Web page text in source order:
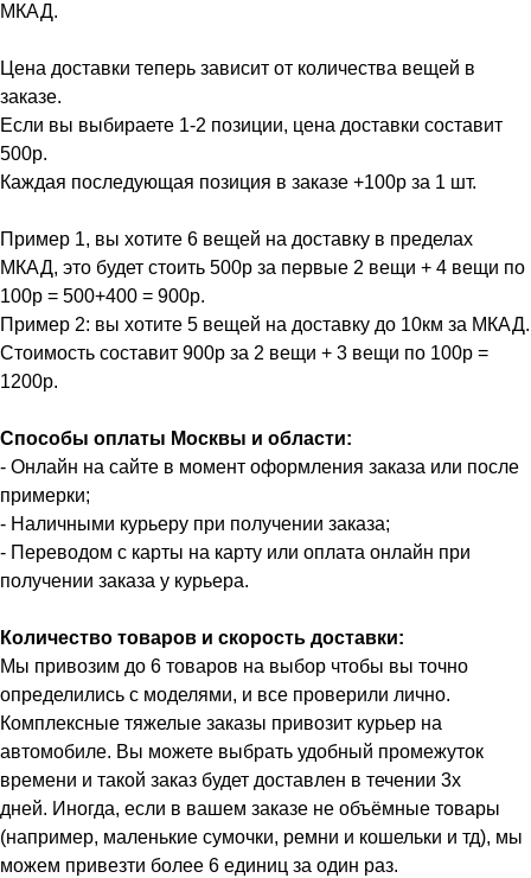
МКАД.
Цена доставки теперь зависит от количества вещей в
заказе.
Если вы выбираете 1-2 позиции, цена доставки составит
500р.
Каждая последующая позиция в заказе +100р за 1 шт.
Пример 1, вы хотите 6 вещей на доставку в пределах
МКАД, это будет стоить 500р за первые 2 вещи + 4 вещи по
100р = 500+400 = 900р.
Пример 2: вы хотите 5 вещей на доставку до 10км за МКАД.
Стоимость составит 900р за 2 вещи + 3 вещи по 100р =
1200р.
Способы оплаты Москвы и области:
- Онлайн на сайте в момент оформления заказа или после
примерки;
- Наличными курьеру при получении заказа;
- Переводом с карты на карту или оплата онлайн при
получении заказа у курьера.
Количество товаров и скорость доставки:
Мы привозим до 6 товаров на выбор чтобы вы точно
определились с моделями, и все проверили лично.
Комплексные тяжелые заказы привозит курьер на
автомобиле. Вы можете выбрать удобный промежуток
времени и такой заказ будет доставлен в течении 3х
дней. Иногда, если в вашем заказе не объёмные товары
(например, маленькие сумочки, ремни и кошельки и тд), мы
можем привезти более 6 единиц за один раз.